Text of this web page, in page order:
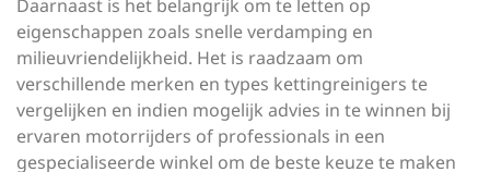
Daarnaast is het belangrijk om te letten op
eigenschappen zoals snelle verdamping en
milieuvriendelijkheid. Het is raadzaam om
verschillende merken en types kettingreinigers te
vergelijken en indien mogelijk advies in te winnen bij
ervaren motorrijders of professionals in een
gespecialiseerde winkel om de beste keuze te maken